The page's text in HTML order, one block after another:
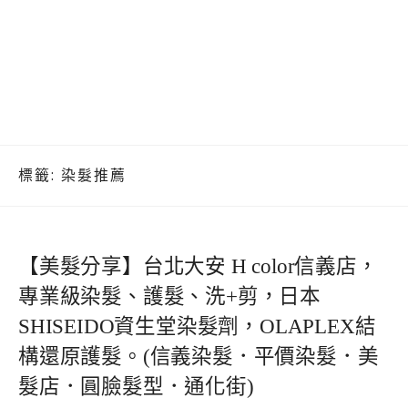
標籤: 染髮推薦
【美髮分享】台北大安 H color信義店，
專業級染髮、護髮、洗+剪，日本
SHISEIDO資生堂染髮劑，OLAPLEX結
構還原護髮。(信義染髮．平價染髮．美
髮店．圓臉髮型．通化街)